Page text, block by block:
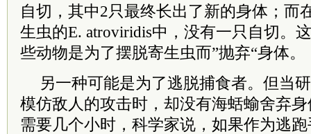
自切，其中2只最终长出了新的身体；而
生虫的E. atroviridis中，没有一只自切。
些动物是为了摆脱寄生虫而”抛弃“身体。
另一种可能是为了逃脱捕食者。但当
模仿敌人的攻击时，却没有海蛞蝓舍弃
需要几个小时，科学家说，如果作为逃